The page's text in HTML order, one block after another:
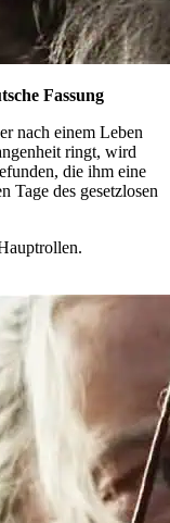
Fassung
nach einem Leben
ringt, wird
die ihm eine
Tage des gesetzlosen